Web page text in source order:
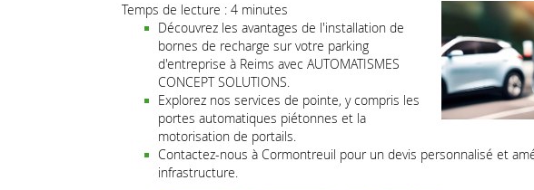
Temps de lecture : 4 minutes
Découvrez les avantages de l'installation de
bornes de recharge sur votre parking
d'entreprise à Reims avec AUTOMATISMES
CONCEPT SOLUTIONS.
Explorez nos services de pointe, y compris les
portes automatiques piétonnes et la
motorisation de portails.
Contactez-nous à Cormontreuil pour un devis personnalisé et
infrastructure.